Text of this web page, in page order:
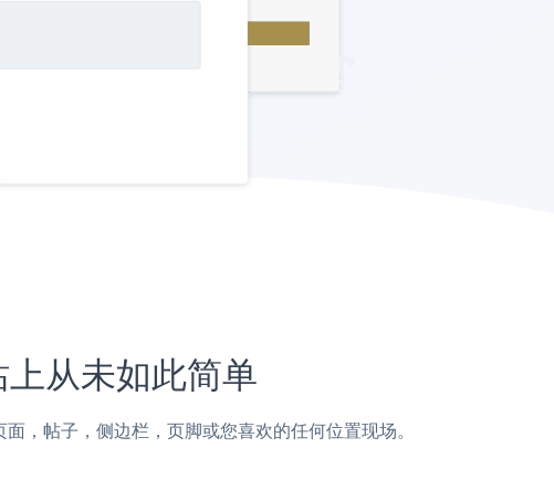
从未如此简单
帖子，侧边栏，页脚或您喜欢的任何位置现场。